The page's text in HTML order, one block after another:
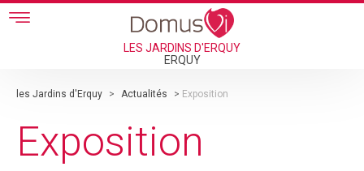
Skip to main content
LES JARDINS D'ERQUY
ERQUY
les Jardins d'Erquy > Actualités > Exposition
Exposition